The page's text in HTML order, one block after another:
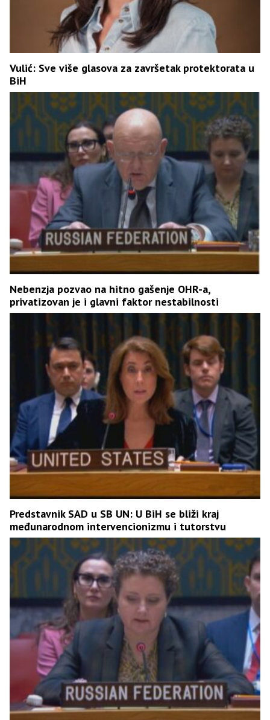
Vulić: Sve više glasova za završetak protektorata u
BiH
Nebenzja pozvao na hitno gašenje OHR-a,
privatizovan je i glavni faktor nestabilnosti
Predstavnik SAD u SB UN: U BiH se bliži kraj
međunarodnom intervencionizmu i tutorstvu